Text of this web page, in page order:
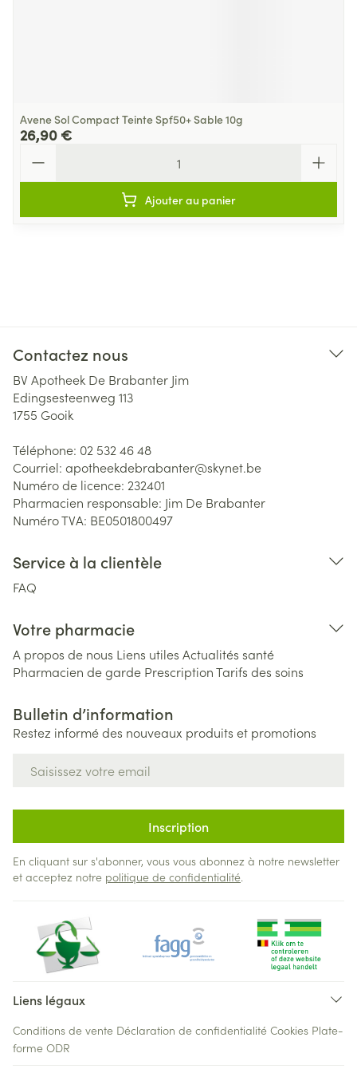
Avene Sol Compact Teinte Spf50+ Sable 10g
26,90 €
Ajouter au panier
Contactez nous
BV Apotheek De Brabanter Jim
Edingsesteenweg 113
1755 Gooik
Téléphone: 02 532 46 48
Courriel: apotheekdebrabanter@skynet.be
Numéro de licence: 232401
Pharmacien responsable: Jim De Brabanter
Numéro TVA: BE0501800497
Service à la clientèle
FAQ
Votre pharmacie
A propos de nous Liens utiles Actualités santé
Pharmacien de garde PrescriptionTarifs des soins
Bulletin d’information
Restez informé des nouveaux produits et promotions
Inscription
En cliquant sur s'abonner, vous vous abonnez à notre newsletter
et acceptez notre politique de confidentialité.
Liens légaux
Conditions de vente Déclaration de confidentialité Cookies Plate-
forme ODR